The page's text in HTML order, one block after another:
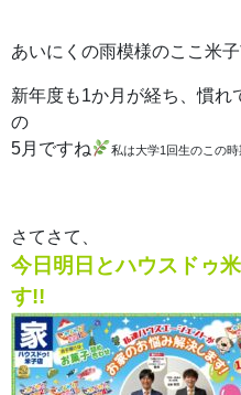
あいにくの雨模様のここ米
新年度も1か月が経ち、慣れ
の
5月ですね
私は大学1回生のこの
さてさて、
今日明日とハウスドゥ
す!!